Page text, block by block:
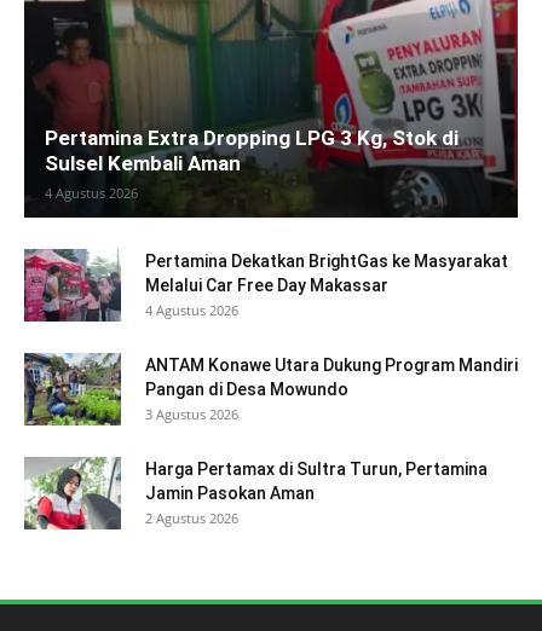
Pertamina Extra Dropping LPG 3 Kg, Stok di
Sulsel Kembali Aman
4 Agustus 2026
Pertamina Dekatkan BrightGas ke Masyarakat
Melalui Car Free Day Makassar
4 Agustus 2026
ANTAM Konawe Utara Dukung Program Mandiri
Pangan di Desa Mowundo
3 Agustus 2026
Harga Pertamax di Sultra Turun, Pertamina
Jamin Pasokan Aman
2 Agustus 2026